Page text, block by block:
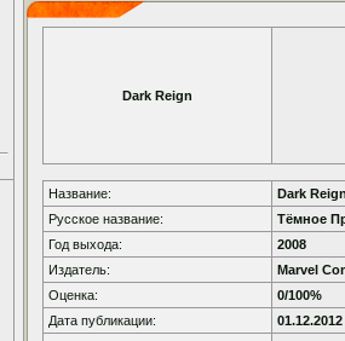
Dark Reign
Название:
Dark
Русское название:
Тёмное
Год выхода:
2008
Издатель:
Marvel
Оценка:
0/100%
Дата публикации:
01.12.2012